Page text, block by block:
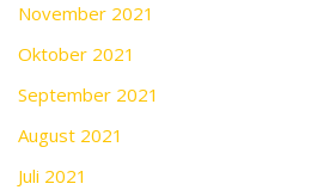
November 2021
Oktober 2021
September 2021
August 2021
Juli 2021